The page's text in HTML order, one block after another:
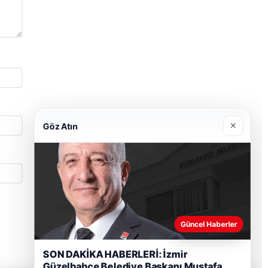
Göz Atın ×
Güncel Haberler
SON DAKİKA HABERLERİ: İzmir